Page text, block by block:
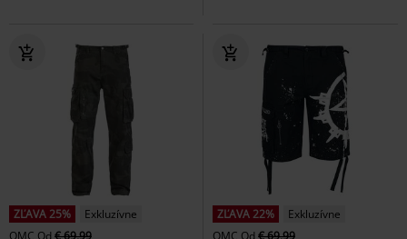
ZĽAVA 25%
Exkluzívne
OMC Od € 69,99
ZĽAVA 22%
Exkluzívne
OMC Od € 69,99